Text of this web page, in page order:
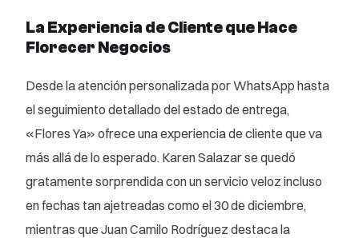
La Experiencia de Cliente que Hace
Florecer Negocios
Desde la atención personalizada por WhatsApp hasta
el seguimiento detallado del estado de entrega,
«Flores Ya» ofrece una experiencia de cliente que va
más allá de lo esperado. Karen Salazar se quedó
gratamente sorprendida con un servicio veloz incluso
en fechas tan ajetreadas como el 30 de diciembre,
mientras que Juan Camilo Rodríguez destaca la